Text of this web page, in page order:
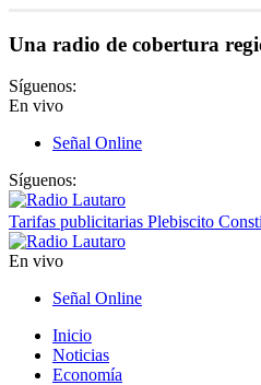
Una radio de cobertura
Síguenos:
En vivo
Señal Online
Síguenos:
Tarifas publicitarias Plebiscito
En vivo
Señal Online
Inicio
Noticias
Economía